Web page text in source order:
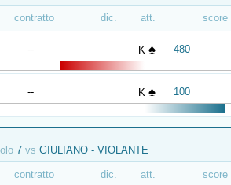
contratto dic. att. score
-- K ♠ 480
-- K ♠ 100
7 vs GIULIANO - VIOLANTE
contratto dic. att. score